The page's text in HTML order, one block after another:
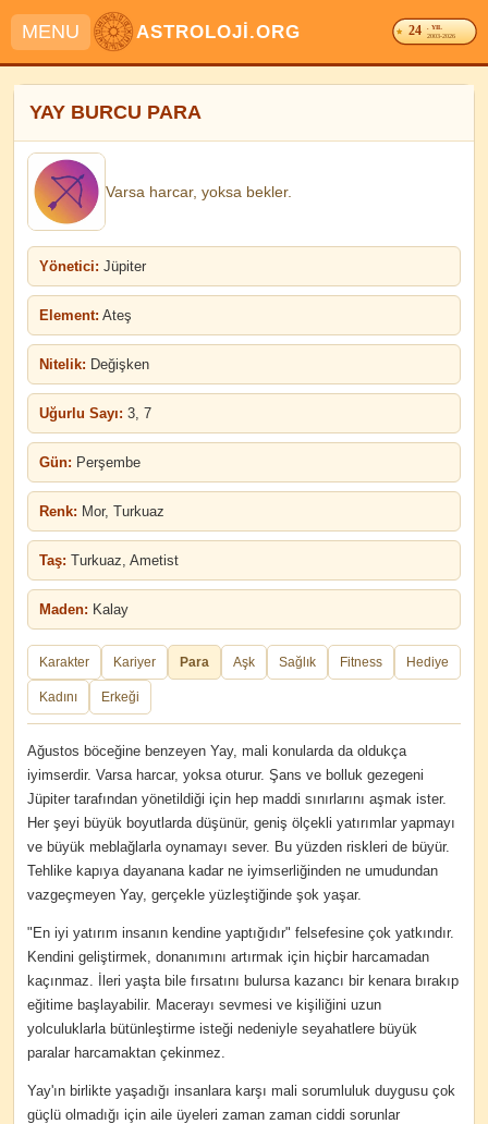
MENU ASTROLOJİ.ORG 24 . YIL
2003-2026
YAY BURCU PARA
Varsa harcar, yoksa bekler.
Yönetici: Jüpiter
Element: Ateş
Nitelik: Değişken
Uğurlu Sayı: 3, 7
Gün: Perşembe
Renk: Mor, Turkuaz
Taş: Turkuaz, Ametist
Maden: Kalay
Karakter Kariyer Para Aşk Sağlık Fitness Hediye
Kadını Erkeği
Ağustos böceğine benzeyen Yay, mali konularda da oldukça
iyimserdir. Varsa harcar, yoksa oturur. Şans ve bolluk gezegeni
Jüpiter tarafından yönetildiği için hep maddi sınırlarını aşmak ister.
Her şeyi büyük boyutlarda düşünür, geniş ölçekli yatırımlar yapmayı
ve büyük meblağlarla oynamayı sever. Bu yüzden riskleri de büyür.
Tehlike kapıya dayanana kadar ne iyimserliğinden ne umudundan
vazgeçmeyen Yay, gerçekle yüzleştiğinde şok yaşar.
"En iyi yatırım insanın kendine yaptığıdır" felsefesine çok yatkındır.
Kendini geliştirmek, donanımını artırmak için hiçbir harcamadan
kaçınmaz. İleri yaşta bile fırsatını bulursa kazancı bir kenara bırakıp
eğitime başlayabilir. Macerayı sevmesi ve kişiliğini uzun
yolculuklarla bütünleştirme isteği nedeniyle seyahatlere büyük
paralar harcamaktan çekinmez.
Yay'ın birlikte yaşadığı insanlara karşı mali sorumluluk duygusu çok
güçlü olmadığı için aile üyeleri zaman zaman ciddi sorunlar